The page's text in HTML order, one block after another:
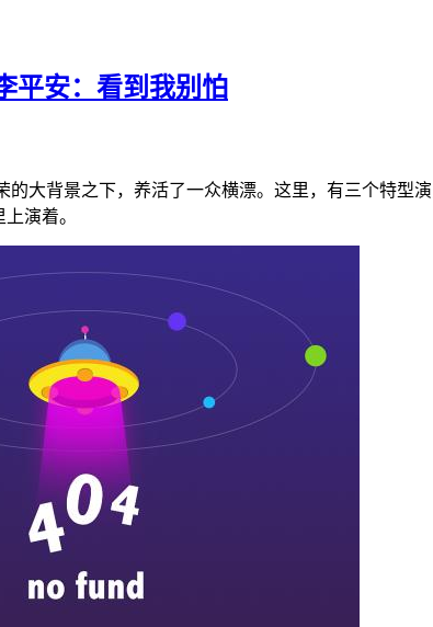
平安：看到我别怕
大背景之下，养活了一众横漂。这里，有三个特型
演着。